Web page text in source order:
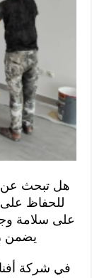
هل تبحث عن
للحفاظ
على سلامة
يضمن
في شركة